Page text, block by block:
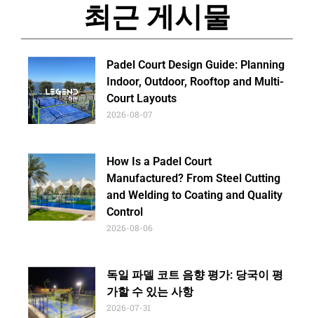
최근 게시물
Padel Court Design Guide: Planning
Indoor, Outdoor, Rooftop and Multi-
Court Layouts
2026-08-07
How Is a Padel Court
Manufactured? From Steel Cutting
and Welding to Coating and Quality
Control
2026-08-06
독일 파델 코트 음향 평가: 당국이 평
가할 수 있는 사항
2026-07-31